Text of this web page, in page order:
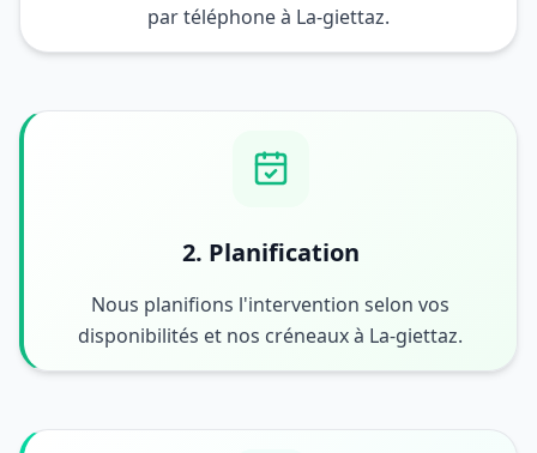
par téléphone à La-giettaz.
2. Planification
Nous planifions l'intervention selon vos
disponibilités et nos créneaux à La-giettaz.